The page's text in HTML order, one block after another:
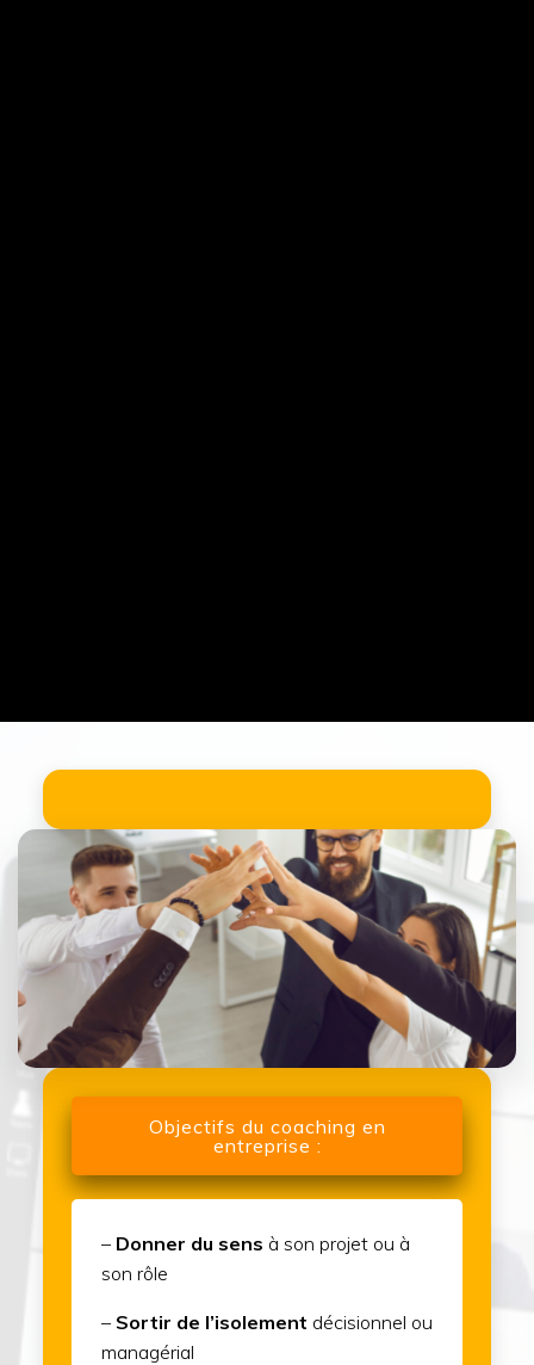
Objectifs du coaching en
entreprise :
– Donner du sens à son projet ou à
son rôle
– Sortir de l’isolement décisionnel ou
managérial